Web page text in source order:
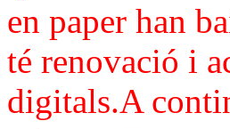
en paper han
té renovació i
digitals.A